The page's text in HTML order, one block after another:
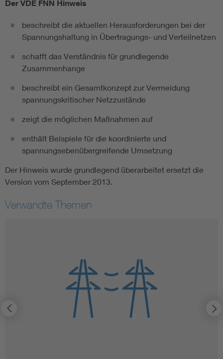
Der VDE FNN Hinweis
beschreibt die aktuellen Herausforderungen bei der
Spannungshaltung in Übertragungs- und Verteilnetzen
schafft das Verständnis für grundlegende
Zusammenhange
beschreibt ein Gesamtkonzept zur Vermeidung
spannungskritischer Netzzustände
zeigt die möglichen Maßnahmen auf
enthält Beispiele für die koordinierte und
spannungsebenübergreifende Umsetzung
Der Hinweis wurde grundlegend überarbeitet ersetzt die
Version vom September 2013.
Verwandte Themen